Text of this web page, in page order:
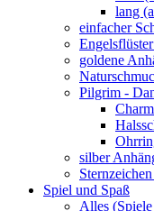
lang
einfacher
goldene
Pilgrim -
silber
Spiel und Spaß
Alles